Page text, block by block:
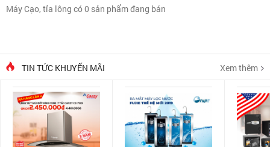
Máy Cạo, tỉa lông có 0 sản phẩm đang bán
TIN TỨC KHUYẾN MÃI Xem thêm